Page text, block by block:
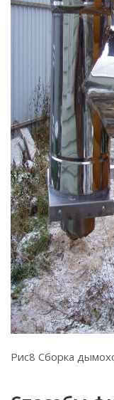
Рис8 Сборка